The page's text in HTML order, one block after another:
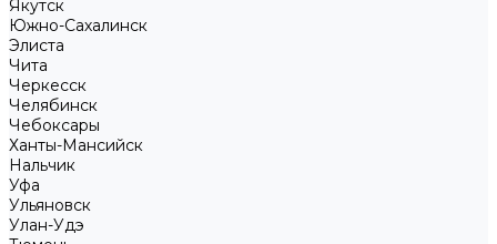
Якутск
Южно-Сахалинск
Элиста
Чита
Черкесск
Челябинск
Чебоксары
Ханты-Мансийск
Нальчик
Уфа
Ульяновск
Улан-Удэ